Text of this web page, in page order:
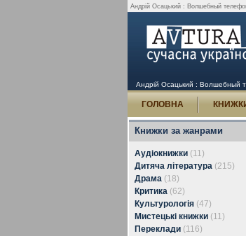
Андрій Осацький : Волшебный
Андрій Осацький : Волшебный
ГОЛОВНА
Книжки за жанрами
Аудіокнижки (11)
Дитяча література (215)
Драма (18)
Критика (62)
Культурологія (47)
Мистецькі книжки (11)
Переклади (116)